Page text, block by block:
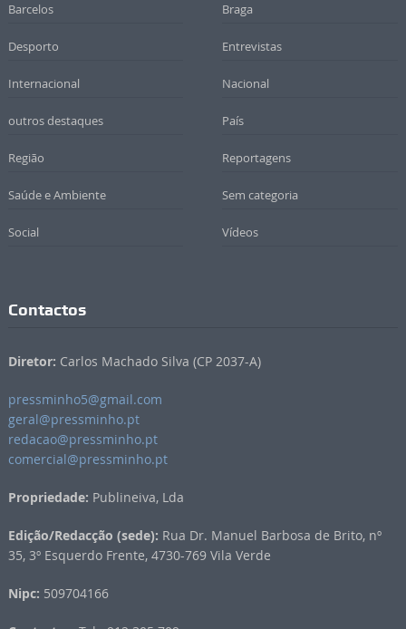
Barcelos Braga
Desporto Entrevistas
Internacional Nacional
outros destaques País
Região Reportagens
Saúde e Ambiente Sem categoria
Social Vídeos
Contactos
Diretor: Carlos Machado Silva (CP 2037-A)
pressminho5@gmail.com
geral@pressminho.pt
redacao@pressminho.pt
comercial@pressminho.pt
Propriedade: Publineiva, Lda
Edição/Redacção (sede): Rua Dr. Manuel Barbosa de Brito, nº
35, 3º Esquerdo Frente, 4730-769 Vila Verde
Nipc: 509704166